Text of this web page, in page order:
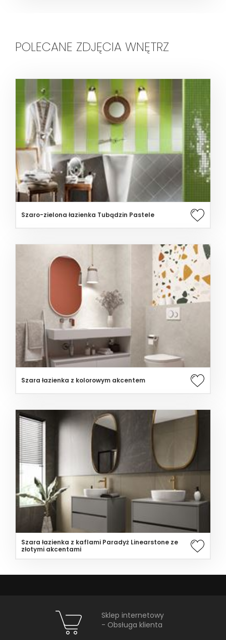
POLECANE ZDJĘCIA WNĘTRZ
Szaro-zielona łazienka Tubądzin Pastele
Szara łazienka z kolorowym akcentem
Szara łazienka z kaflami Paradyż Linearstone ze
złotymi akcentami
Sklep internetowy
- Obsługa klienta